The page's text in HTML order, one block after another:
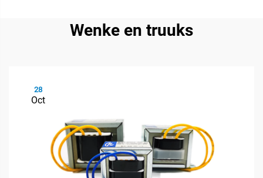
Wenke en truuks
28
Oct